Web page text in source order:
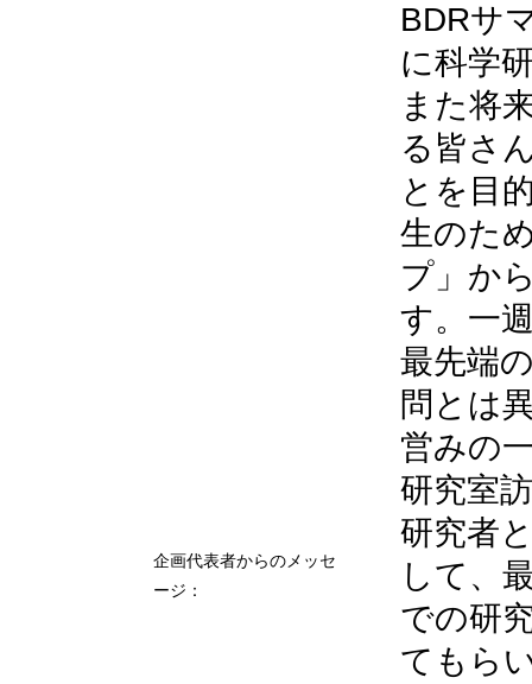
企画代表者からのメッセ
ージ：
BDRサ
に科学
また将
る皆さ
とを目
生のた
プ」か
す。一
最先端
問とは
営みの
研究室
研究者
して、
での研
てもら